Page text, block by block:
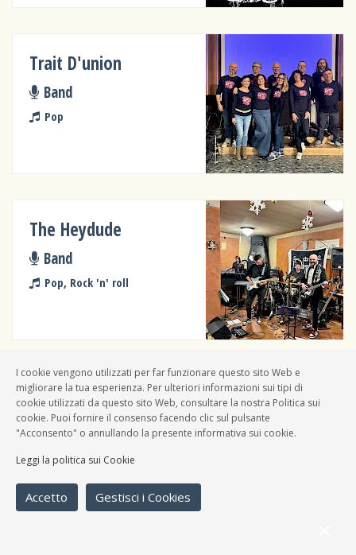
Trait D'union
Band
Pop
The Heydude
Band
Pop, Rock 'n' roll
Dadaunpa Acoustic Trio
Band
Punk rock
I cookie vengono utilizzati per far funzionare questo sito Web e
migliorare la tua esperienza. Per ulteriori informazioni sui tipi di
cookie utilizzati da questo sito Web, consultare la nostra Politica sui
cookie. Puoi fornire il consenso facendo clic sul pulsante
"Acconsento" o annullando la presente informativa sui cookie.
Leggi la politica sui Cookie
Accetto Gestisci i Cookies